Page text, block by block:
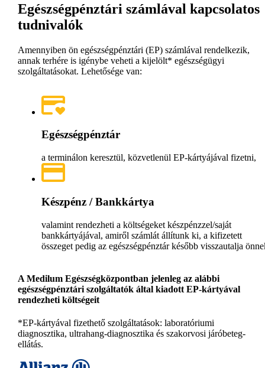
Egészségpénztári számlával kapcsolatos
tudnivalók
Amennyiben ön egészségpénztári (EP) számlával rendelkezik,
annak terhére is igénybe veheti a kijelölt* egészségügyi
szolgáltatásokat. Lehetősége van:
Egészségpénztár
a terminálon keresztül, közvetlenül EP-kártyájával fizetni,
Készpénz / Bankkártya
valamint rendezheti a költségeket készpénzzel/saját
bankkártyájával, amiről számlát állítunk ki, a kifizetett
összeget pedig az egészségpénztár később visszautalja
A Medilum Egészségközpontban jelenleg az alábbi
egészségpénztári szolgáltatók által kiadott EP-kártyával
rendezheti költségeit
*EP-kártyával fizethető szolgáltatások: laboratóriumi
diagnosztika, ultrahang-diagnosztika és szakorvosi járóbeteg-
ellátás.